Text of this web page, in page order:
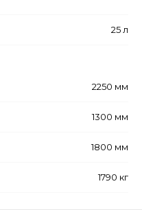
25 л
2250 мм
1300 мм
1800 мм
1790 кг